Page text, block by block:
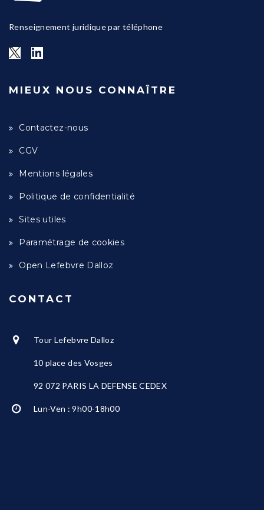
Renseignement juridique par téléphone
MIEUX NOUS CONNAÎTRE
Contactez-nous
CGV
Mentions légales
Politique de confidentialité
Sites utiles
Paramétrage de cookies
Open Lefebvre Dalloz
CONTACT
Tour Lefebvre Dalloz
10 place des Vosges
92 072 PARIS LA DEFENSE CEDEX
Lun-Ven : 9h00-18h00